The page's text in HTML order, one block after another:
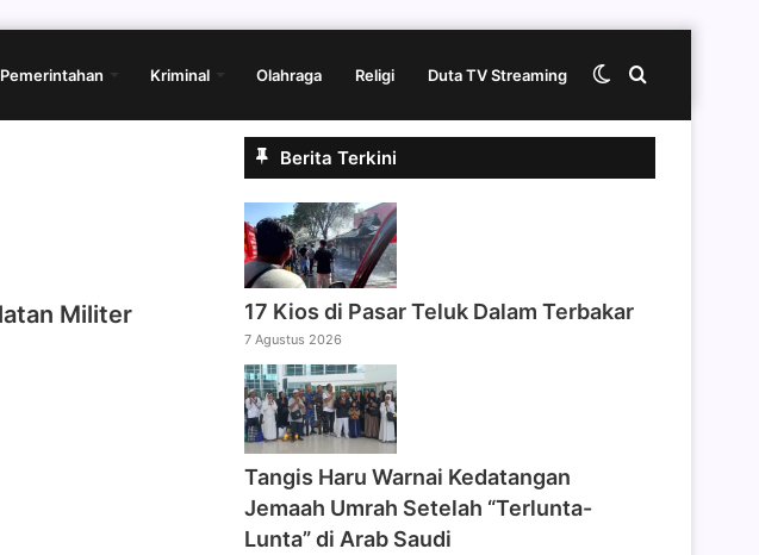
Pemerintahan Kriminal Olahraga Religi Duta TV Streaming Cari
Switch
Militer
Berita Terkini
17 Kios di Pasar Teluk Dalam Terbakar
7 Agustus 2026
Tangis Haru Warnai Kedatangan
Jemaah Umrah Setelah “Terlunta-
Lunta” di Arab Saudi